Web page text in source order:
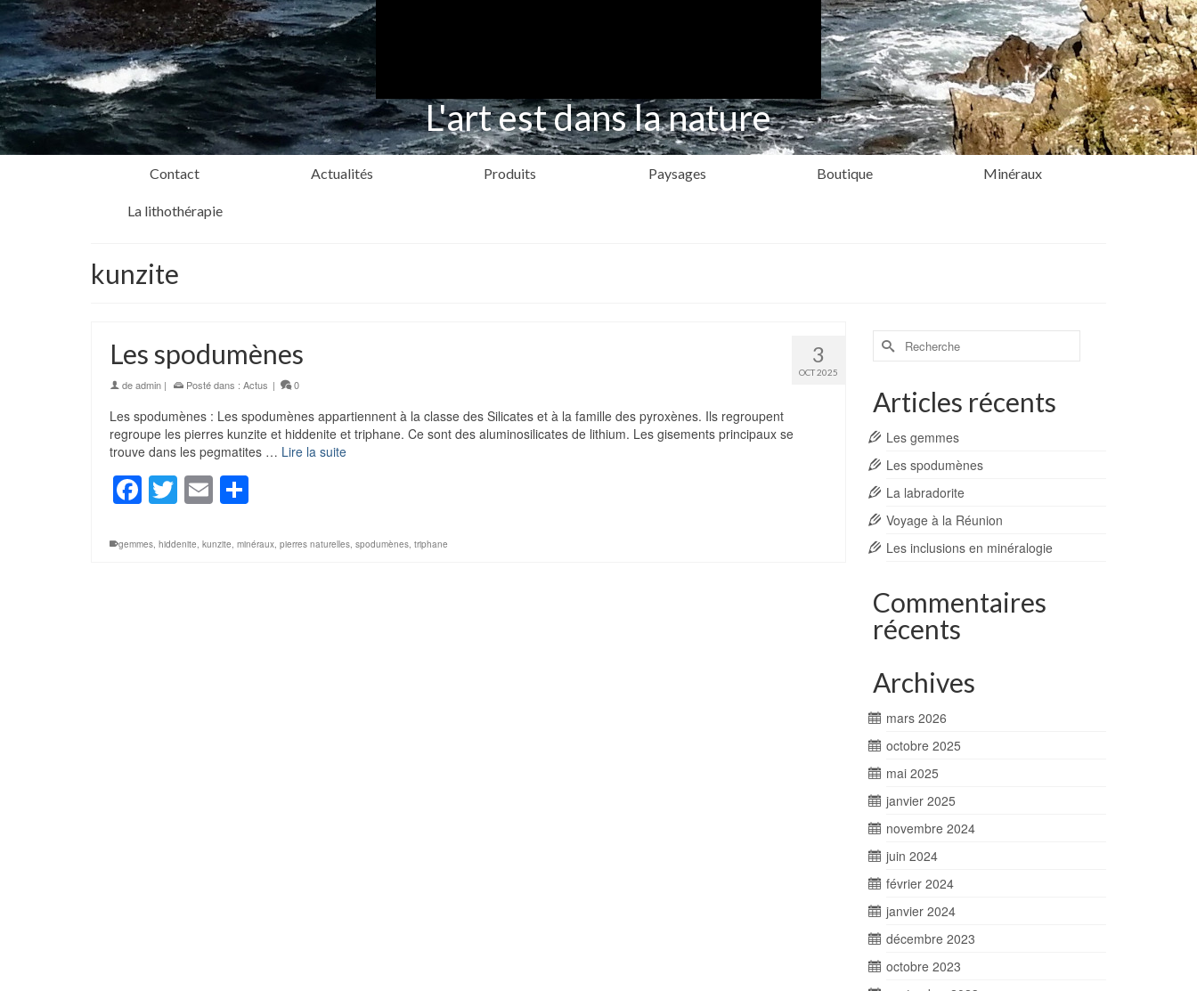
L'art est dans la nature
Contact Actualités Produits Paysages Boutique Minéraux
La lithothérapie
kunzite
3
OCT 2025
Les spodumènes
deadmin | Posté dans : Actus | 0
Les spodumènes : Les spodumènes appartiennent à la classe des Silicates et à la famille des pyroxènes. Ils regroupent
regroupe les pierres kunzite et hiddenite et triphane. Ce sont des aluminosilicates de lithium. Les gisements principaux se
trouve dans les pegmatites … Lire la suite
Facebook
Twitter
Email
gemmes, hiddenite, kunzite, minéraux, pierres naturelles, spodumènes, triphane
Rechercher :
Articles récents
Les gemmes
Les spodumènes
La labradorite
Voyage à la Réunion
Les inclusions en minéralogie
Commentaires
récents
Archives
mars 2026
octobre 2025
mai 2025
janvier 2025
novembre 2024
juin 2024
février 2024
janvier 2024
décembre 2023
octobre 2023